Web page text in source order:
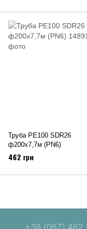
Труба PE100 SDR26
ф200x7,7м (PN6)
462 грн